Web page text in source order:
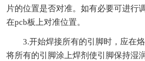
片的位置是否对准。如有必要可进行
在pcb板上对准位置。
3.开始焊接所有的引脚时，应在烙
将所有的引脚涂上焊剂使引脚保持湿